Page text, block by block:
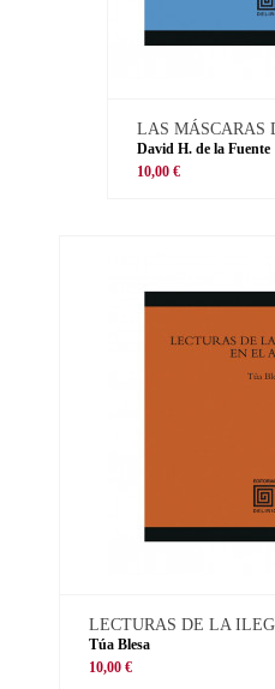
LAS MÁSCARAS
David H. de la Fuente
10,00 €
LECTURAS DE LA
Túa Blesa
10,00 €